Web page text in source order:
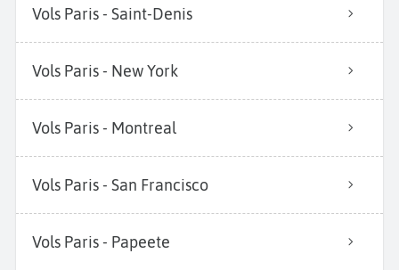
Vols Paris - Saint-Denis
Vols Paris - New York
Vols Paris - Montreal
Vols Paris - San Francisco
Vols Paris - Papeete